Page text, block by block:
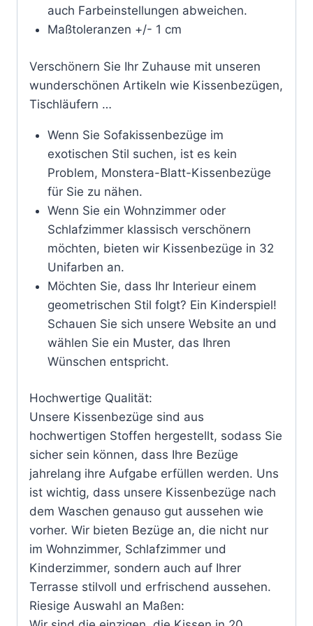
auch Farbeinstellungen abweichen.
Maßtoleranzen +/- 1 cm
Verschönern Sie Ihr Zuhause mit unseren
wunderschönen Artikeln wie Kissenbezügen,
Tischläufern …
Wenn Sie Sofakissenbezüge im
exotischen Stil suchen, ist es kein
Problem, Monstera-Blatt-Kissenbezüge
für Sie zu nähen.
Wenn Sie ein Wohnzimmer oder
Schlafzimmer klassisch verschönern
möchten, bieten wir Kissenbezüge in 32
Unifarben an.
Möchten Sie, dass Ihr Interieur einem
geometrischen Stil folgt? Ein Kinderspiel!
Schauen Sie sich unsere Website an und
wählen Sie ein Muster, das Ihren
Wünschen entspricht.
Hochwertige Qualität:
Unsere Kissenbezüge sind aus
hochwertigen Stoffen hergestellt, sodass Sie
sicher sein können, dass Ihre Bezüge
jahrelang ihre Aufgabe erfüllen werden. Uns
ist wichtig, dass unsere Kissenbezüge nach
dem Waschen genauso gut aussehen wie
vorher. Wir bieten Bezüge an, die nicht nur
im Wohnzimmer, Schlafzimmer und
Kinderzimmer, sondern auch auf Ihrer
Terrasse stilvoll und erfrischend aussehen.
Riesige Auswahl an Maßen: